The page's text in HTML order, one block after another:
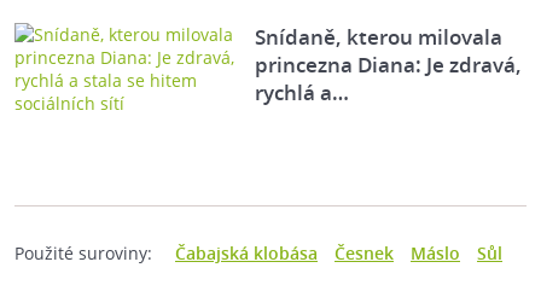
Snídaně, kterou milovala
princezna Diana: Je zdravá,
rychlá a…
Použité suroviny: Čabajská klobása Česnek Máslo
Sůl